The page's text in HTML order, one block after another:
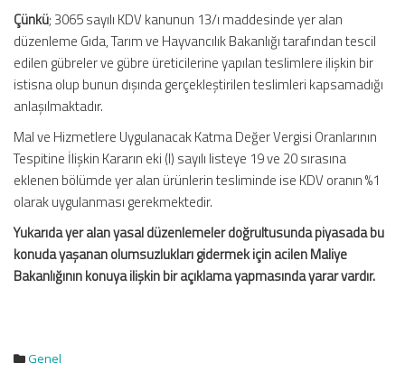
Çünkü; 3065 sayılı KDV kanunun 13/ı maddesinde yer alan
düzenleme Gıda, Tarım ve Hayvancılık Bakanlığı tarafından tescil
edilen gübreler ve gübre üreticilerine yapılan teslimlere ilişkin bir
istisna olup bunun dışında gerçekleştirilen teslimleri kapsamadığı
anlaşılmaktadır.
Mal ve Hizmetlere Uygulanacak Katma Değer Vergisi Oranlarının
Tespitine İlişkin Kararın eki (I) sayılı listeye 19 ve 20 sırasına
eklenen bölümde yer alan ürünlerin tesliminde ise KDV oranın %1
olarak uygulanması gerekmektedir.
Yukarıda yer alan yasal düzenlemeler doğrultusunda piyasada bu
konuda yaşanan olumsuzlukları gidermek için acilen Maliye
Bakanlığının konuya ilişkin bir açıklama yapmasında yarar vardır.
Genel